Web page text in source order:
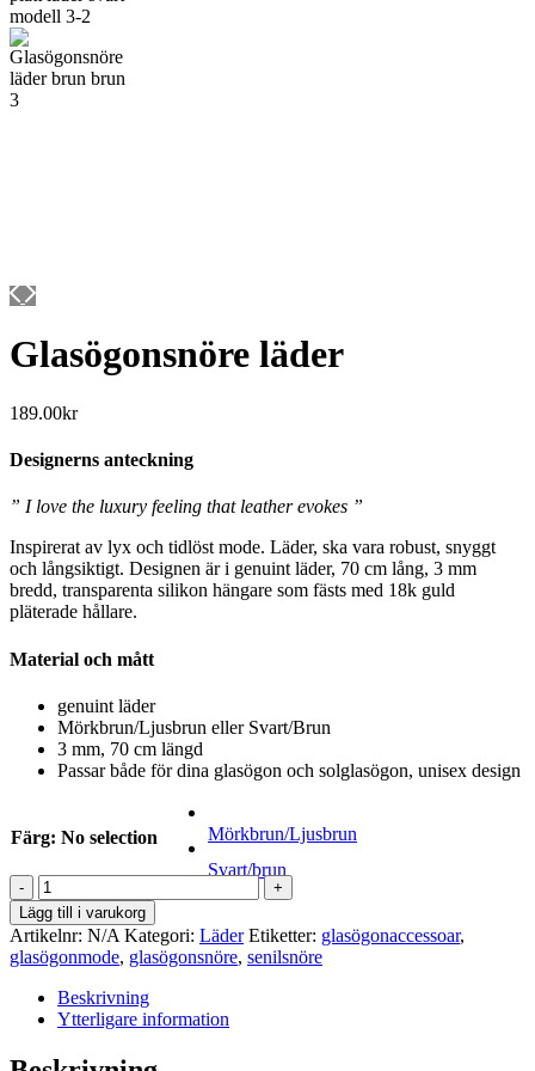
Glasögonsnöre läder
189.00kr
Designerns anteckning
” I love the luxury feeling that leather evokes ”
Inspirerat av lyx och tidlöst mode. Läder, ska vara robust, snyggt
och långsiktigt. Designen är i genuint läder, 70 cm lång, 3 mm
bredd, transparenta silikon hängare som fästs med 18k guld
pläterade hållare.
Material och mått
genuint läder
Mörkbrun/Ljusbrun eller Svart/Brun
3 mm, 70 cm längd
Passar både för dina glasögon och solglasögon, unisex design
Färg: No selection
Mörkbrun/Ljusbrun
Svart/brun
Glasögonsnöre
läder
mängd
Lägg till i varukorg
Artikelnr: N/A Kategori: Läder Etiketter: glasögonaccessoar,
glasögonmode, glasögonsnöre, senilsnöre
Beskrivning
Ytterligare information